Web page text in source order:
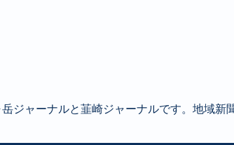
ジャーナルと韮崎ジャーナルです。地域